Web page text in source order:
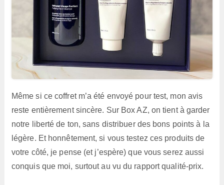
Même si ce coffret m’a été envoyé pour test, mon avis
reste entièrement sincère. Sur Box AZ, on tient à garder
notre liberté de ton, sans distribuer des bons points à la
légère. Et honnêtement, si vous testez ces produits de
votre côté, je pense (et j’espère) que vous serez aussi
conquis que moi, surtout au vu du rapport qualité-prix.